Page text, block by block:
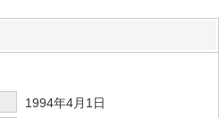
1994年4月1日